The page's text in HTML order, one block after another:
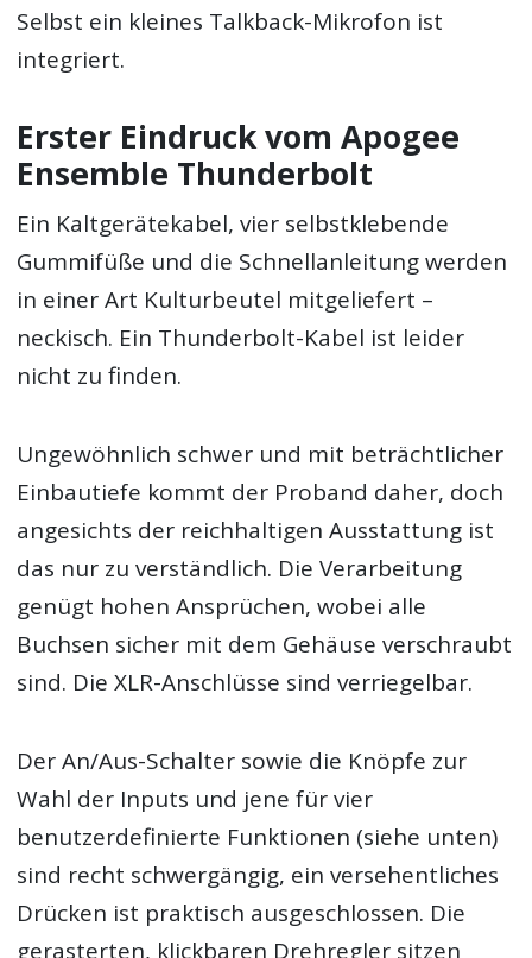
Selbst ein kleines Talkback-Mikrofon ist
integriert.
Erster Eindruck vom Apogee
Ensemble Thunderbolt
Ein Kaltgerätekabel, vier selbstklebende
Gummifüße und die Schnellanleitung werden
in einer Art Kulturbeutel mitgeliefert –
neckisch. Ein Thunderbolt-Kabel ist leider
nicht zu finden.
Ungewöhnlich schwer und mit beträchtlicher
Einbautiefe kommt der Proband daher, doch
angesichts der reichhaltigen Ausstattung ist
das nur zu verständlich. Die Verarbeitung
genügt hohen Ansprüchen, wobei alle
Buchsen sicher mit dem Gehäuse verschraubt
sind. Die XLR-Anschlüsse sind verriegelbar.
Der An/Aus-Schalter sowie die Knöpfe zur
Wahl der Inputs und jene für vier
benutzerdefinierte Funktionen (siehe unten)
sind recht schwergängig, ein versehentliches
Drücken ist praktisch ausgeschlossen. Die
gerasterten, klickbaren Drehregler sitzen